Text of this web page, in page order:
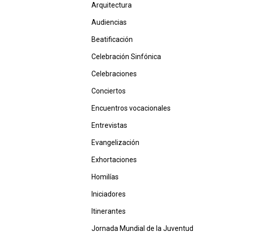
Arquitectura
Audiencias
Beatificación
Celebración Sinfónica
Celebraciones
Conciertos
Encuentros vocacionales
Entrevistas
Evangelización
Exhortaciones
Homilías
Iniciadores
Itinerantes
Jornada Mundial de la Juventud